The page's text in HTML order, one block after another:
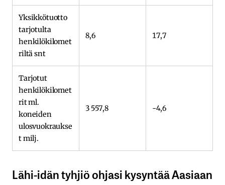
Yksikkötuotto
tarjotulta
henkilökilomet
riltä snt
8,6 17,7
Tarjotut
henkilökilomet
rit ml.
koneiden
ulosvuokraukse
t milj.
3 557,8 -4,6
Lähi-idän tyhjiö ohjasi kysyntää Aasiaan